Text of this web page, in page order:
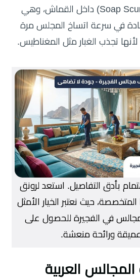
أي رواسب صابونية (Soap Scum) داخل القماش، وهي
في سرعة اتساخ المجلس مرة
تجذب الغبار مثل المغناطيس.
بأدق التفاصيل. استعد لرونق
حيث نعتبر الخيار الأمثل
في الفجيرة للحصول على
ورائحة منعشة.
العربية